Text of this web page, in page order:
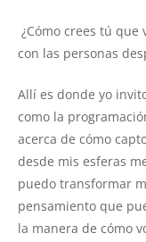
¿Cómo crees tú
con las personas
Allí es donde yo
como la
acerca de cómo
desde mis esferas
puedo transformar
pensamiento que
la manera de cómo